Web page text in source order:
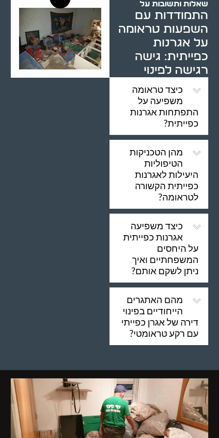
שאלות ותשובות על
התמודדות עם
השפעות טראומה
על אגרנות
כפייתית: גישה
רגישה לפינוי
כיצד טראומה
משפיעה על
התפתחות אגרנות
כפייתית?
מהן הטכניקות
הטיפוליות
היעילות לאגרנות
כפייתית הקשורה
לטראומה?
כיצד משפיעה
אגרנות כפייתית
על היחסים
המשפחתיים ואיך
ניתן לשקם אותם?
מהם האתגרים
הייחודיים בפינוי
דירה של אגרן כפייתי
עם רקע טראומטי?